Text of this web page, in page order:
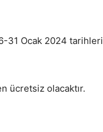
31 Ocak 2024 tarihleri
ücretsiz olacaktır.